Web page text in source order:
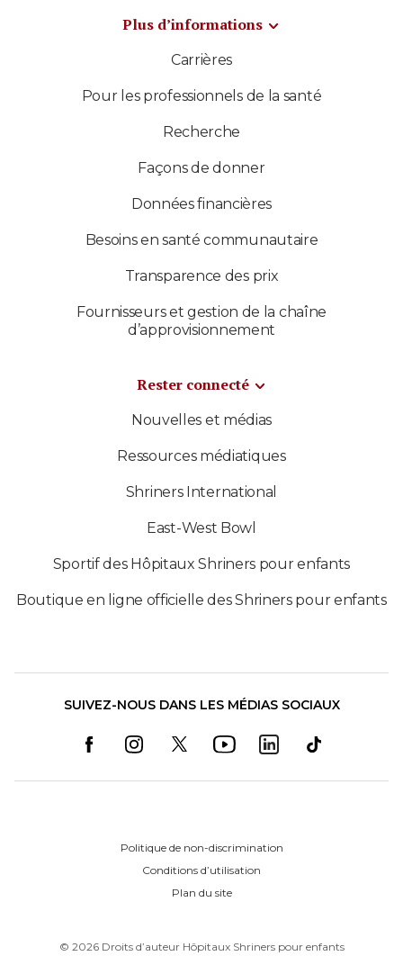
Plus d’informations
Carrières
Pour les professionnels de la santé
Recherche
Façons de donner
Données financières
Besoins en santé communautaire
Transparence des prix
Fournisseurs et gestion de la chaîne
d’approvisionnement
Rester connecté
Nouvelles et médias
Ressources médiatiques
Shriners International
East-West Bowl
Sportif des Hôpitaux Shriners pour enfants
Boutique en ligne officielle des Shriners pour enfants
SUIVEZ-NOUS DANS LES MÉDIAS SOCIAUX
Politique de non-discrimination
Conditions d’utilisation
Plan du site
© 2026 Droits d’auteur Hôpitaux Shriners pour enfants